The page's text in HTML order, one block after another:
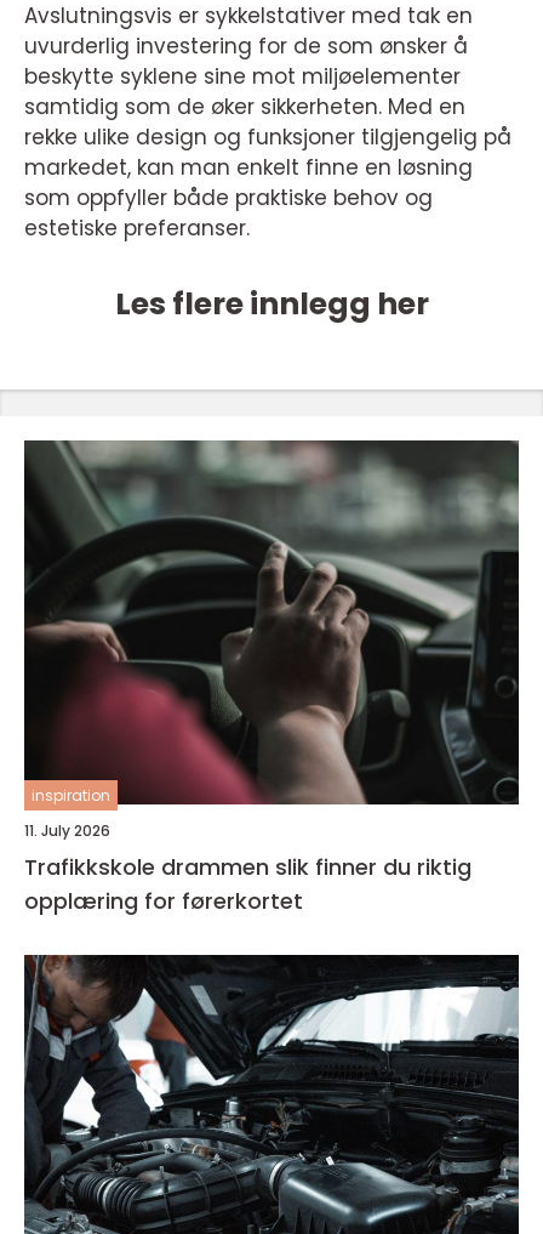
Avslutningsvis er sykkelstativer med tak en
uvurderlig investering for de som ønsker å
beskytte syklene sine mot miljøelementer
samtidig som de øker sikkerheten. Med en
rekke ulike design og funksjoner tilgjengelig på
markedet, kan man enkelt finne en løsning
som oppfyller både praktiske behov og
estetiske preferanser.
Les flere innlegg her
inspiration
11. July 2026
Trafikkskole drammen slik finner du riktig
opplæring for førerkortet